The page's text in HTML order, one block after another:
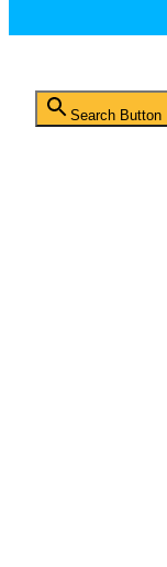
Search Button